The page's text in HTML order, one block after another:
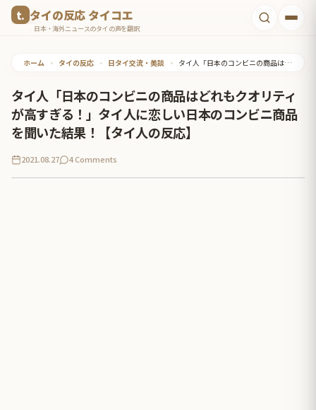
タイの反応 タイコエ
日本・海外ニュースのタイの声を翻訳
ホーム • タイの反応 • 日タイ交流・美談 • タイ人「日本のコンビニの商品はどれもクオリティが高すぎる！」タイ人に恋しい日本のコンビニ商品を聞いた結果！【タイ人の反応】
タイ人「日本のコンビニの商品はどれもクオリティ
が高すぎる！」タイ人に恋しい日本のコンビニ商品
を聞いた結果！【タイ人の反応】
2021.08.27 4 Comments